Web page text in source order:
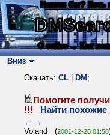
Нашли баг? Есть
О сайте → Как
Вниз
Скачать: CL DM ;
Помогите
!!!
Найти похожие
← →
Voland (2001-12-28 01:50